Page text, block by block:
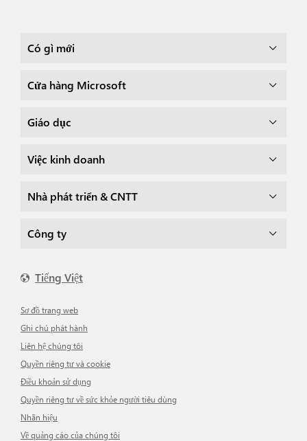
Có gì mới
Cửa hàng Microsoft
Giáo dục
Việc kinh doanh
Nhà phát triển & CNTT
Công ty
Tiếng Việt
Sơ đồ trang web
Ghi chú phát hành
Liên hệ chúng tôi
Quyền riêng tư và cookie
Điều khoản sử dụng
Quyền riêng tư về sức khỏe người tiêu dùng
Nhãn hiệu
Về quảng cáo của chúng tôi